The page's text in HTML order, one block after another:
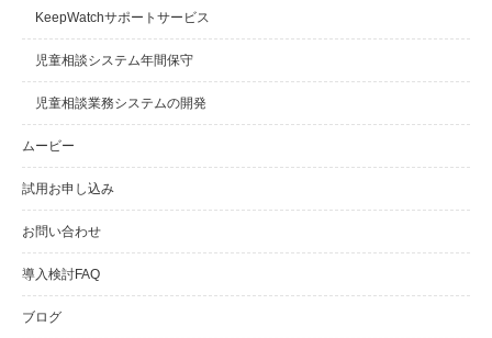
KeepWatchサポートサービス
児童相談システム年間保守
児童相談業務システムの開発
ムービー
試用お申し込み
お問い合わせ
導入検討FAQ
ブログ